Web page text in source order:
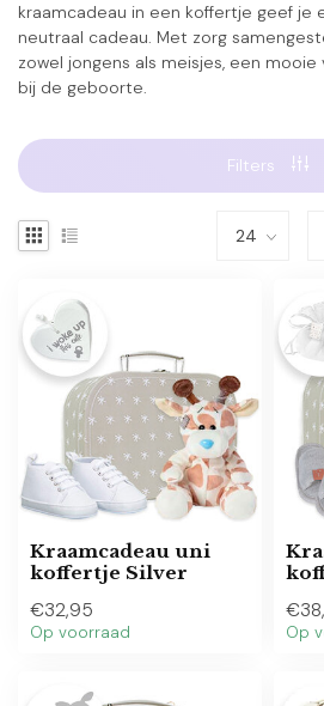
kraamcadeau in een koffertje geef je
neutraal cadeau. Met zorg
zowel jongens als meisjes, een
bij de geboorte.
Filters
Kraamcadeau uni
koffertje Silver
€32,95
Op voorraad Op